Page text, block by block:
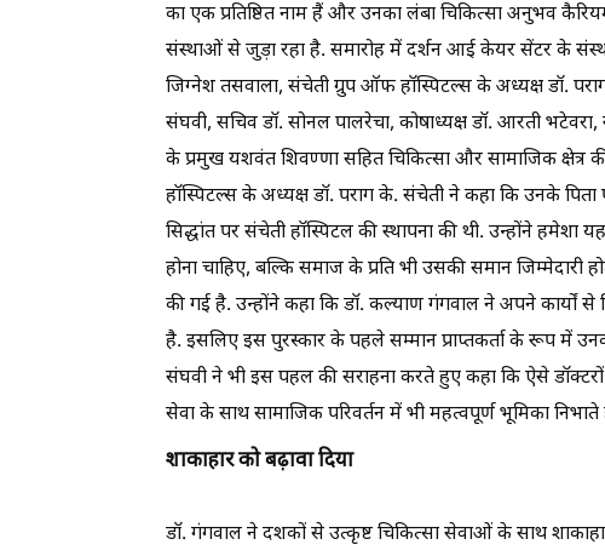
का एक प्रतिष्ठित नाम हैं और उनका लंबा चिकित्सा अनुभव
संस्थाओं से जुड़ा रहा है. समारोह में दर्शन आई केयर सेंटर के
जिग्नेश तसवाला, संचेती ग्रुप ऑफ हॉस्पिटल्स के अध्यक्ष डॉ.
संघवी, सचिव डॉ. सोनल पालरेचा, कोषाध्यक्ष डॉ. आरती
के प्रमुख यशवंत शिवण्णा सहित चिकित्सा और सामाजिक क्षेत्र
हॉस्पिटल्स के अध्यक्ष डॉ. पराग के. संचेती ने कहा कि उनके
सिद्धांत पर संचेती हॉस्पिटल की स्थापना की थी. उन्होंने
होना चाहिए, बल्कि समाज के प्रति भी उसकी समान
की गई है. उन्होंने कहा कि डॉ. कल्याण गंगवाल ने अपने कार्यों
है. इसलिए इस पुरस्कार के पहले सम्मान प्राप्तकर्ता के रूप में
संघवी ने भी इस पहल की सराहना करते हुए कहा कि ऐसे
सेवा के साथ सामाजिक परिवर्तन में भी महत्वपूर्ण भूमिका निभाते
शाकाहार को बढ़ावा दिया
डॉ. गंगवाल ने दशकों से उत्कृष्ट चिकित्सा सेवाओं के साथ